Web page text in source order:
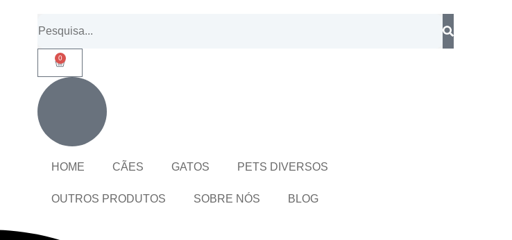
0
HOME CÃES GATOS PETS DIVERSOS
OUTROS PRODUTOS SOBRE NÓS BLOG